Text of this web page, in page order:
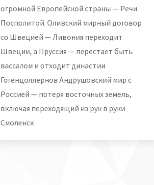
огромной Европейской страны — Речи
Посполитой. Оливский мирный договор
со Швецией — Ливония переходит
Швеции, а Пруссия — перестает быть
вассалом и отходит династии
Гогенцоллернов Андрушовский мир с
Россией — потеря восточных земель,
включая переходящий из рук в руки
Смоленск